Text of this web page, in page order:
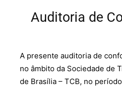
Auditoria de
A presente auditoria de
no âmbito da Sociedade de
de Brasília – TCB, no